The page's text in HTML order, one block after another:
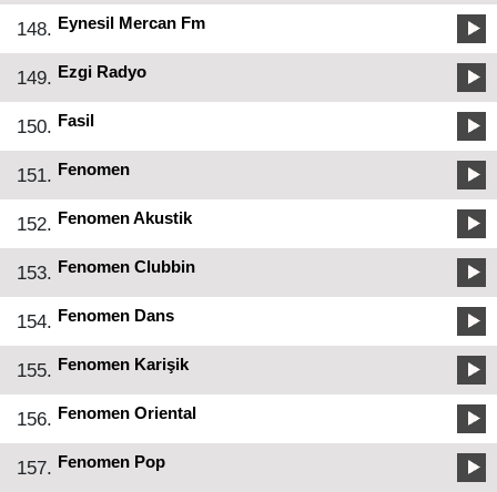
148. Eynesil Mercan Fm
149. Ezgi Radyo
150. Fasil
151. Fenomen
152. Fenomen Akustik
153. Fenomen Clubbin
154. Fenomen Dans
155. Fenomen Karişik
156. Fenomen Oriental
157. Fenomen Pop